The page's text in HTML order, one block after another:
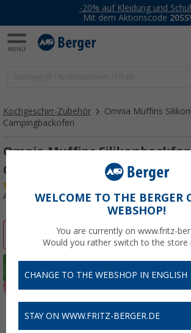
-20% auf Kleidung und
Mit dem Aktionscode
Kochgeschirr-Zubehör
Omnia Muffins
Campingbackofen
Omnia Muffins
Campingbackofen
Art.-Nr.: 496790WELCOME TO THE BERGER
WEBSHOP!
You are currently on www.fritz-
Would you rather switch to the store
CHANGE TO THE WEBSHOP IN ENGLISH
STAY ON WWW.FRITZ-BERGER.DE